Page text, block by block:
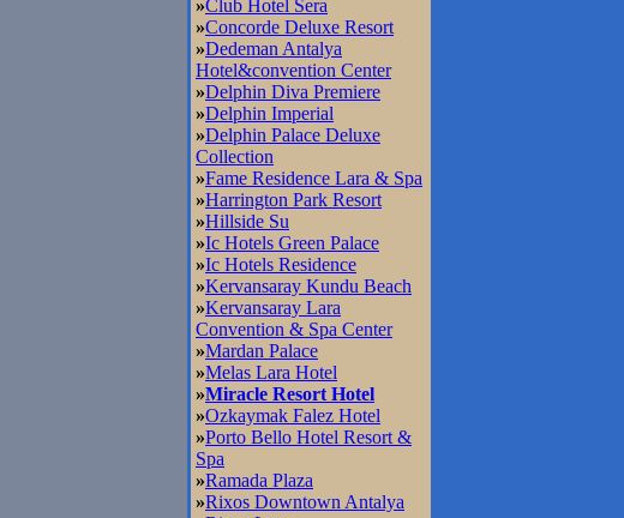
»Club Hotel Sera
»Concorde Deluxe Resort
»Dedeman Antalya
Hotel&convention Center
»Delphin Diva Premiere
»Delphin Imperial
»Delphin Palace Deluxe
Collection
»Fame Residence Lara & Spa
»Harrington Park Resort
»Hillside Su
»Ic Hotels Green Palace
»Ic Hotels Residence
»Kervansaray Kundu Beach
»Kervansaray Lara
Convention & Spa Center
»Mardan Palace
»Melas Lara Hotel
»Miracle Resort Hotel
»Ozkaymak Falez Hotel
»Porto Bello Hotel Resort &
Spa
»Ramada Plaza
»Rixos Downtown Antalya